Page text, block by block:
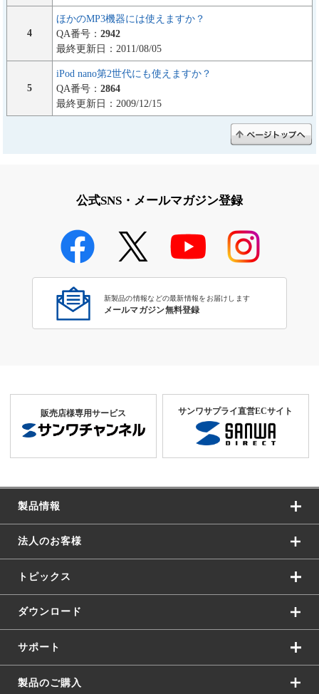
4
ほかのMP3機器には使えますか？
QA番号： 2942
最終更新日：2011/08/05
5
iPod nano第2世代にも使えますか？
QA番号： 2864
最終更新日：2009/12/15
公式SNS・メールマガジン登録
新製品の情報などの最新情報をお届けします
メールマガジン無料登録
販売店様専用サービス サンワサプライ直営ECサイト
製品情報
法人のお客様
トピックス
ダウンロード
サポート
製品のご購入